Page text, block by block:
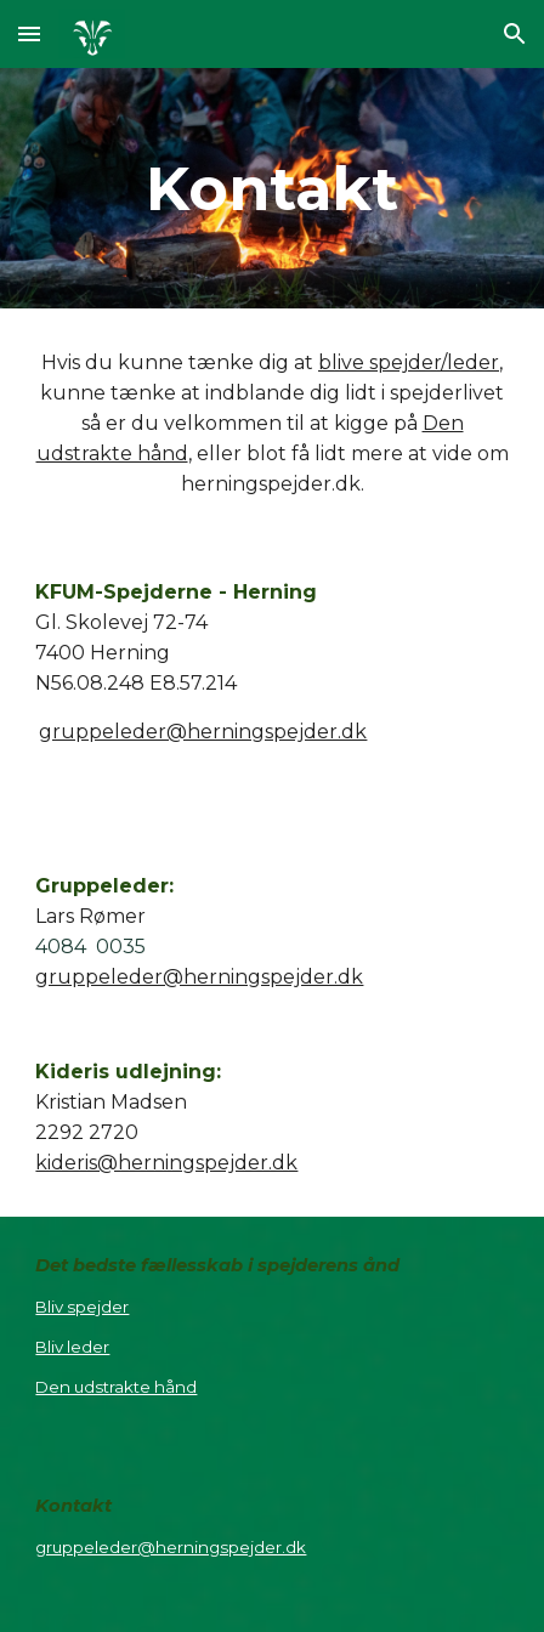
Skip to main content Skip to navigation
Kontakt
Hvis du kunne tænke dig at blive spejder/leder,
kunne tænke at indblande dig lidt i spejderlivet
så er du velkommen til at kigge på Den
udstrakte hånd , eller blot få lidt mere at vide om
herningspejder.dk.
KFUM-Spejderne - Herning
Gl. Skolevej 72-74
7400 Herning
N56.08.248 E8.57.214
gruppeleder@herningspejder.dk
Gruppeleder:
Lars Rømer
4084 0035
gruppeleder@herningspejder.dk
Kideris udlejning:
Kristian Madsen
2292 2720
kideris@herningspejder.dk
Det bedste fællesskab i spejderens ånd
Bliv spejder
Bliv leder
Den udstrakte hånd
Kontakt
gruppeleder@herningspejder.dk